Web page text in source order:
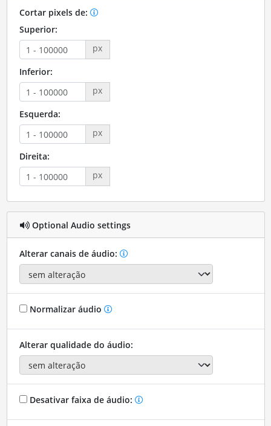
Cortar pixels de:
Superior:
px
Inferior:
px
Esquerda:
px
Direita:
px
Optional Audio settings
Alterar canais de áudio:
Normalizar áudio
Alterar qualidade do áudio:
Desativar faixa de áudio: